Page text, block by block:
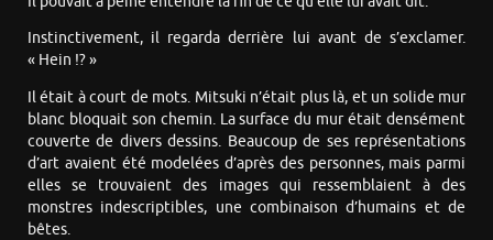
Instinctivement, il regarda derrière lui avant de s’exclamer.
« Hein !? »
Il était à court de mots. Mitsuki n’était plus là, et un solide mur
blanc bloquait son chemin. La surface du mur était densément
couverte de divers dessins. Beaucoup de ses représentations
d’art avaient été modelées d’après des personnes, mais parmi
elles se trouvaient des images qui ressemblaient à des
monstres indescriptibles, une combinaison d’humains et de
bêtes.